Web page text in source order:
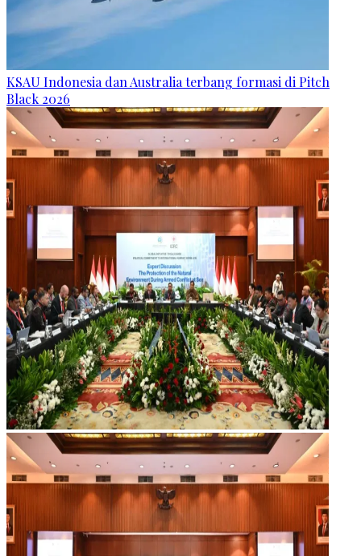
KSAU Indonesia dan Australia terbang formasi di Pitch
Black 2026